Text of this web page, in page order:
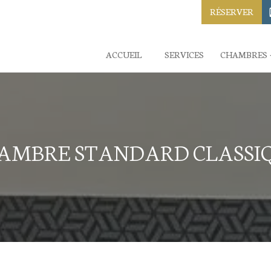
RÉSERVER
ACCUEIL SERVICES CHAMBRES
STANDARD